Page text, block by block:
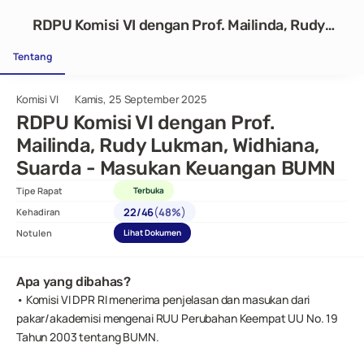
Komisi VI Kamis, 25 September 2025
RDPU Komisi VI dengan Prof.
Mailinda, Rudy Lukman, Widhiana,
Suarda - Masukan Keuangan BUMN
Tipe Rapat Terbuka
Kehadiran 22/46(48%)
Notulen Lihat Dokumen
Apa yang dibahas?
• Komisi VI DPR RI menerima penjelasan dan masukan dari
pakar/akademisi mengenai RUU Perubahan Keempat UU No. 19
Tahun 2003 tentang BUMN.
RDPU Komisi VI dengan Prof. Mailinda, Rudy
Keuangan BUMN
Tentang